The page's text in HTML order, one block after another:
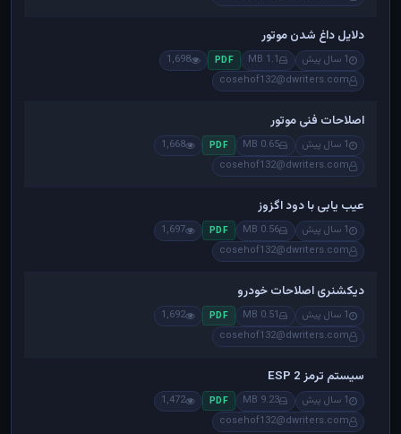
دلایل داغ شدن موتور
1 سال پیش 1.1 MB
PDF
1,698
cosehof132@dwriters.com
اصلاحات فنی موتور
1 سال پیش 0.65 MB
PDF
1,668
cosehof132@dwriters.com
عیب یابی با دود اگزوز
1 سال پیش 0.56 MB
PDF
1,697
cosehof132@dwriters.com
دیکشنری اصلاحات خودرو
1 سال پیش 0.51 MB
PDF
1,692
cosehof132@dwriters.com
سیستم ترمز ESP 2
1 سال پیش 9.23 MB
PDF
1,472
cosehof132@dwriters.com